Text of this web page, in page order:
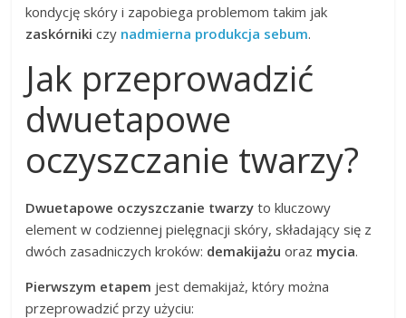
kondycję skóry i zapobiega problemom takim jak
zaskórniki czy nadmierna produkcja sebum.
Jak przeprowadzić
dwuetapowe
oczyszczanie twarzy?
Dwuetapowe oczyszczanie twarzy to kluczowy
element w codziennej pielęgnacji skóry, składający się z
dwóch zasadniczych kroków: demakijażu oraz mycia.
Pierwszym etapem jest demakijaż, który można
przeprowadzić przy użyciu: